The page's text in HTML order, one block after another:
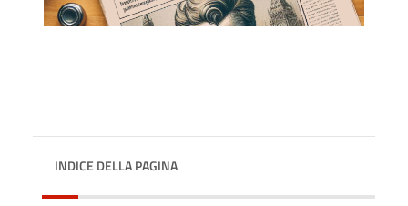
INDICE DELLA PAGINA